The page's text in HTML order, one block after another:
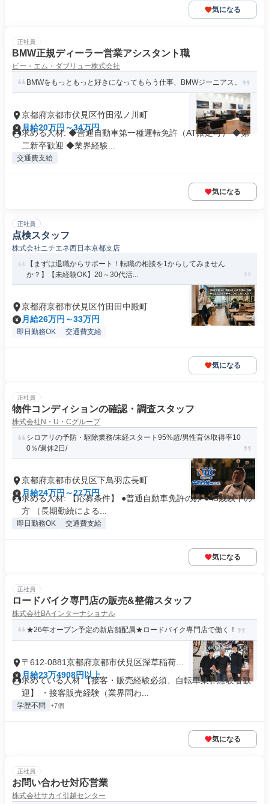
気になる
正社員
BMW正規ディーラー営業アシスタント職
ビー・エム・ダブリュー株式会社
BMWをもっともっと好きになってもらう仕事、BMWジーニアス。
京都府京都市伏見区竹田泓ノ川町
月給20万円～34万円
求める人材: ◆普通自動車第一種運転免許（AT限定可） ◆第
二新卒歓迎 ◆業界経験...
交通費支給
気になる
正社員
点検スタッフ
株式会社ニチエネ西日本京都支店
【まずは退職からサポート！転職の相談を1からしてみません
か？】【未経験OK】20～30代活...
京都府京都市伏見区竹田田中殿町
月給26万円～33万円
即日勤務OK 交通費支給
気になる
正社員
物件コンディションの確認・調査スタッフ
株式会社N・U・Cグループ
シロアリの予防・駆除業務/未経スタート95%超/男性育休取得率10
0％/週休2日/
京都府京都市伏見区下鳥羽広長町
月給24万円～27万円
求める人材: 【応募条件】 ●普通自動車免許のみ ●45歳以下の
方 （長期勤続による...
即日勤務OK 交通費支給
気になる
正社員
ロードバイク専門店の販売&整備スタッフ
株式会社BAインターナショナル
★26年オープン予定の新店舗配属★ロードバイク専門店で働く！
〒612-0881京都府京都市伏見区深草稲荷御
前町
月給23万4908円以上
求めている人材 【接客・販売経験必須、自転車業界経験者歓
迎】 ・接客販売経験（業界問わ...
学歴不問 +7個
気になる
正社員
お問い合わせ対応営業
株式会社サカイ引越センター